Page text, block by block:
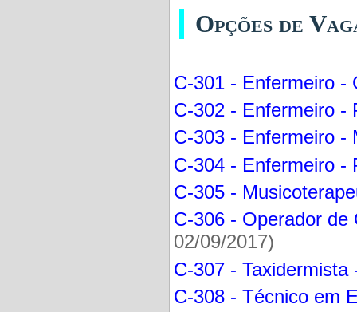
Opções de
C-301 - Enfermeiro -
C-302 - Enfermeiro -
C-303 - Enfermeiro -
C-304 - Enfermeiro -
C-305 -
C-306 - Operador
02/09/2017)
C-307 - Taxidermista
C-308 - Técnico em